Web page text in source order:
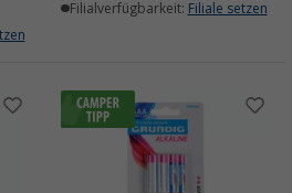
Filialverfügbarkeit: Filiale setzen